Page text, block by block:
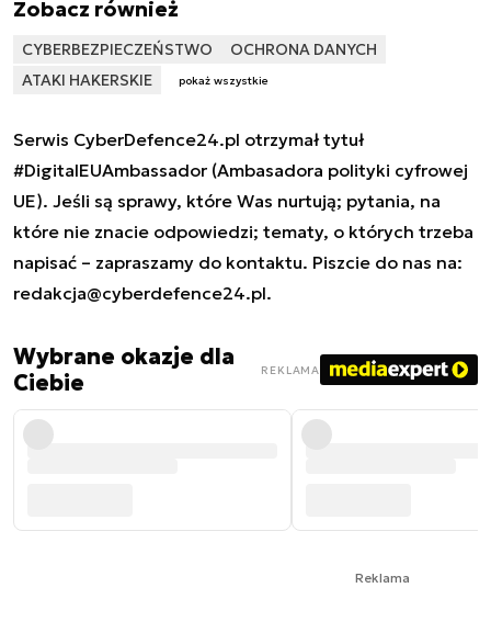
Zobacz również
CYBERBEZPIECZEŃSTWO
OCHRONA DANYCH
ATAKI HAKERSKIE
pokaż wszystkie
Serwis CyberDefence24.pl otrzymał tytuł
#DigitalEUAmbassador (Ambasadora polityki cyfrowej
UE). Jeśli są sprawy, które Was nurtują; pytania, na
które nie znacie odpowiedzi; tematy, o których trzeba
napisać – zapraszamy do kontaktu. Piszcie do nas na:
redakcja@cyberdefence24.pl.
Wybrane okazje dla
Ciebie
REKLAMA
Reklama